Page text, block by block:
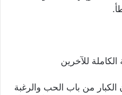
3-6 يطيعون الكبار من باب الحب والرغبة